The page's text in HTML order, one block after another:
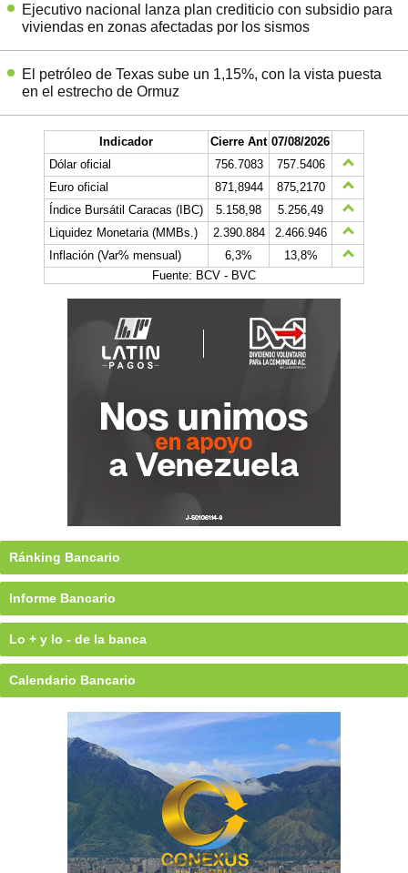
Ejecutivo nacional lanza plan crediticio con subsidio para
viviendas en zonas afectadas por los sismos
El petróleo de Texas sube un 1,15%, con la vista puesta
en el estrecho de Ormuz
Indicador Cierre Ant 07/08/2026
Dólar oficial
756.7083
757.5406
Euro oficial
871,8944
875,2170
Índice Bursátil Caracas (IBC)
5.158,98
5.256,49
Liquidez Monetaria (MMBs.)
2.390.884
2.466.946
Inflación (Var% mensual)
6,3%
13,8%
Fuente: BCV - BVC
Ránking Bancario
Informe Bancario
Lo + y lo - de la banca
Calendario Bancario